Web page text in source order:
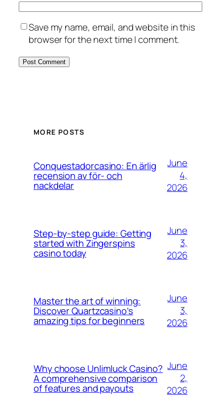
Save my name, email, and website in this
browser for the next time I comment.
MORE POSTS
Conquestadorcasino: En ärlig
recension av för- och
nackdelar
June
4,
2026
Step-by-step guide: Getting
started with Zingerspins
casino today
June
3,
2026
Master the art of winning:
Discover Quartzcasino’s
amazing tips for beginners
June
3,
2026
Why choose Unlimluck Casino?
A comprehensive comparison
of features and payouts
June
2,
2026